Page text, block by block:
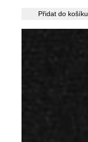
Přidat do košíku